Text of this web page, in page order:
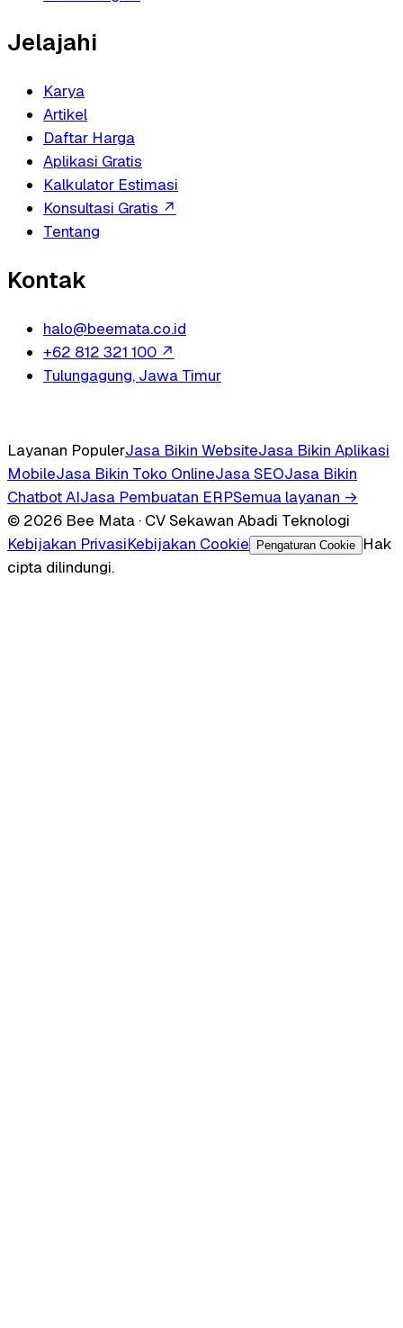
Jelajahi
Karya
Artikel
Daftar Harga
Aplikasi Gratis
Kalkulator Estimasi
Konsultasi Gratis ↗
Tentang
Kontak
halo@beemata.co.id
+62 812 321 100 ↗
Tulungagung, Jawa Timur
Layanan PopulerJasa Bikin WebsiteJasa Bikin Aplikasi
MobileJasa Bikin Toko OnlineJasa SEOJasa Bikin
Chatbot AIJasa Pembuatan ERPSemua layanan →
© 2026 Bee Mata · CV Sekawan Abadi Teknologi
Kebijakan PrivasiKebijakan Cookie Pengaturan Cookie
Hak
cipta dilindungi.